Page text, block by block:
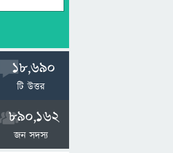
18,690
টি উত্তর
890,162
জন সদস্য